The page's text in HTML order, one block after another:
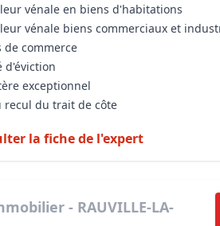
vénale en biens d'habitations
vénale biens commerciaux et
de commerce
d'éviction
exceptionnel
recul du trait de côte
la fiche de l'expert
- RAUVILLE-LA-